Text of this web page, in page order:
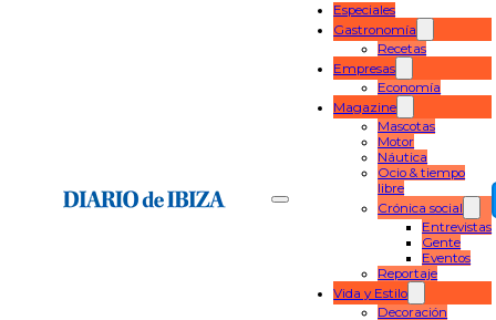
Especiales
Gastronomía
Recetas
Empresas
Economía
Magazine
Mascotas
Motor
Náutica
Ocio & tiempo
libre
Crónica social
Entrevistas
Gente
Eventos
Reportaje
Vida y Estilo
Decoración